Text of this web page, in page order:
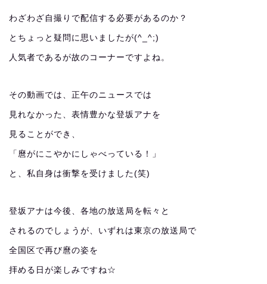
わざわざ自撮りで配信する必要があるのか？
とちょっと疑問に思いましたが(^_^;)
人気者であるが故のコーナーですよね。
その動画では、正午のニュースでは
見れなかった、表情豊かな登坂アナを
見ることができ、
「麿がにこやかにしゃべっている！」
と、私自身は衝撃を受けました(笑)
登坂アナは今後、各地の放送局を転々と
されるのでしょうが、いずれは東京の放送局で
全国区で再び麿の姿を
拝める日が楽しみですね☆